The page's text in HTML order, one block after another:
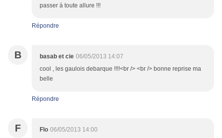
passer à toute allure !!!
Répondre
B basab et cie 06/05/2013 14:07
cool , les gaulois debarque !!!!<br /> <br /> bonne reprise ma
belle
Répondre
F Flo 06/05/2013 14:00